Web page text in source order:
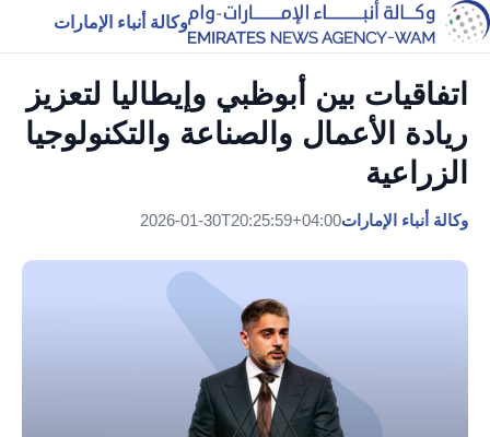
وكالة أنباء الإمارات
اتفاقيات بين أبوظبي وإيطاليا لتعزيز
ريادة الأعمال والصناعة والتكنولوجيا
الزراعية
وكالة أنباء الإمارات2026-01-30T20:25:59+04:00